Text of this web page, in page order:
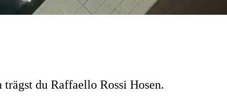
du Raffaello Rossi Hosen.